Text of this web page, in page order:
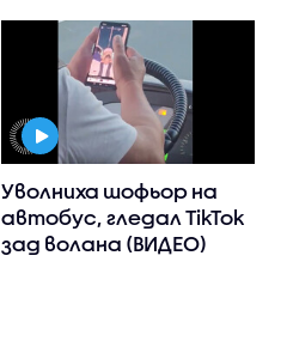
Уволниха шофьор на
автобус, гледал TikTok
зад волана (ВИДЕО)